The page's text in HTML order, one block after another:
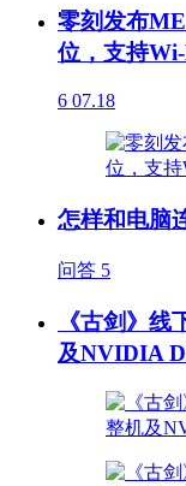
零刻发布
位，支持
6 07.18
怎样和电脑
问答 5
《古剑》线
及NVIDIA